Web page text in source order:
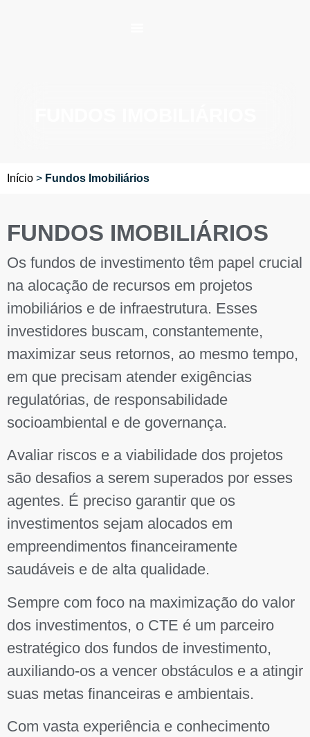
Início > Fundos Imobiliários
FUNDOS IMOBILIÁRIOS
Os fundos de investimento têm papel crucial
na alocação de recursos em projetos
imobiliários e de infraestrutura. Esses
investidores buscam, constantemente,
maximizar seus retornos, ao mesmo tempo,
em que precisam atender exigências
regulatórias, de responsabilidade
socioambiental e de governança.
Avaliar riscos e a viabilidade dos projetos
são desafios a serem superados por esses
agentes. É preciso garantir que os
investimentos sejam alocados em
empreendimentos financeiramente
saudáveis e de alta qualidade.
Sempre com foco na maximização do valor
dos investimentos, o CTE é um parceiro
estratégico dos fundos de investimento,
auxiliando-os a vencer obstáculos e a atingir
suas metas financeiras e ambientais.
Com vasta experiência e conhecimento